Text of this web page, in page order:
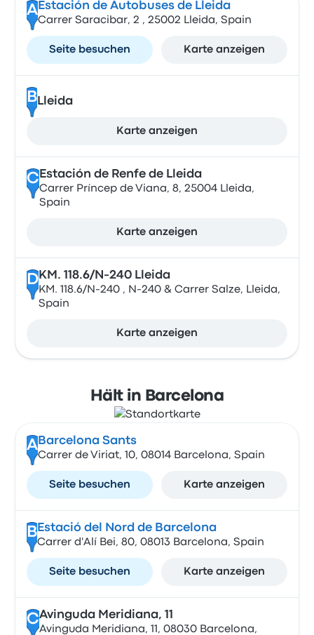
A Estación de Autobuses de Lleida
Carrer Saracibar, 2 , 25002 Lleida, Spain
Seite besuchen Karte anzeigen
BLleida
Karte anzeigen
CEstación de Renfe de Lleida
Carrer Príncep de Viana, 8, 25004 Lleida,
Spain
Karte anzeigen
DKM. 118.6/N-240 Lleida
KM. 118.6/N-240 , N-240 & Carrer Salze, Lleida,
Spain
Karte anzeigen
Hält in Barcelona
A Barcelona Sants
Carrer de Viriat, 10, 08014 Barcelona, Spain
Seite besuchen Karte anzeigen
B Estació del Nord de Barcelona
Carrer d'Alí Bei, 80, 08013 Barcelona, Spain
Seite besuchen Karte anzeigen
CAvinguda Meridiana, 11
Avinguda Meridiana, 11, 08030 Barcelona,